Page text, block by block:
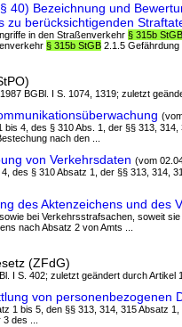
40) Bezeichnung und
zu berücksichtigenden
in den Straßenverkehr § 315b StGB
§ 315b StGB 2.1.5 Gefährdung
BGBl. I S. 1074, 1319; zuletzt
bis 4, des § 310 Abs. 1, der §§ 313, 314,
nach den ...
von Verkehrsdaten (vom
4, des § 310 Absatz 1, der §§ 313, 314,
des Aktenzeichens und des
bei Verkehrsstrafsachen, soweit
nach Absatz 2 von Amts ...
(ZFdG)
I S. 402; zuletzt geändert durch Artikel
von personenbezogenen
1 bis 5, den §§ 313, 314, 315 Absatz 1,
des ...